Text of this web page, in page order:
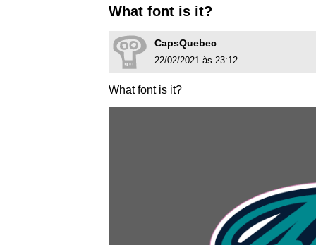
What font is it?
CapsQuebec
22/02/2021 às 23:12
What font is it?